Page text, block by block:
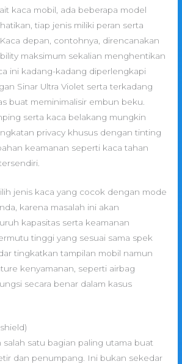
kaca mobil, ada beberapa model
tiap jenis miliki peran serta
depan, contohnya, direncanakan
maksimum sekalian menghentikan
ini kadang-kadang diperlengkapi
Sinar Ultra Violet serta terkadang
buat meminimalisir embun beku.
serta kaca belakang mungkin
privacy khusus dengan tinting
keamanan seperti kaca tahan
jenis kaca yang cocok dengan mode
karena masalah ini akan
kapasitas serta keamanan
tinggi yang sesuai sama spek
tingkatkan tampilan mobil namun
kenyamanan, seperti airbag
secara benar dalam kasus
salah satu bagian paling utama buat
dan penumpang. Ini bukan sekedar